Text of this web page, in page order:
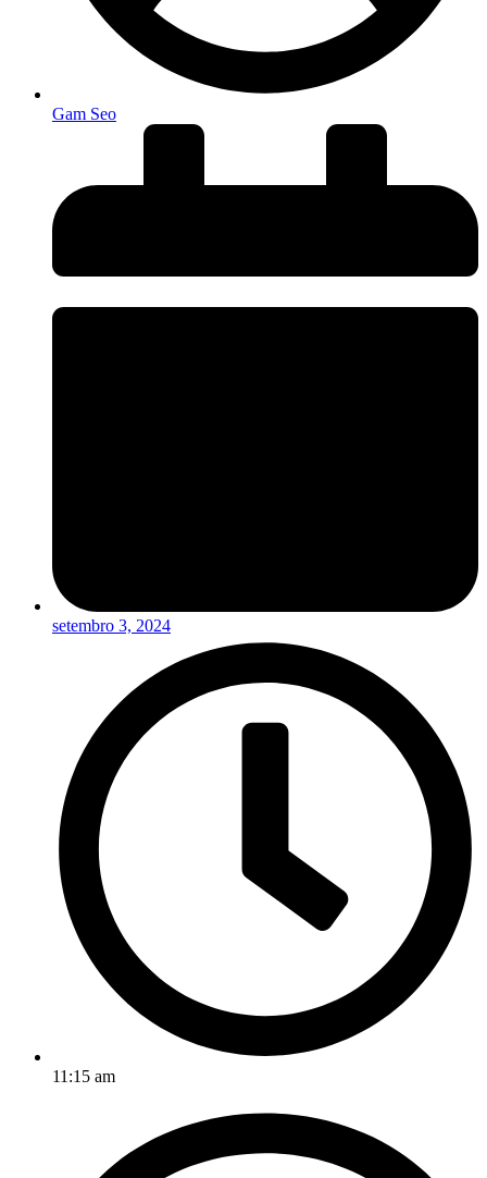
Gam Seo
setembro 3, 2024
11:15 am